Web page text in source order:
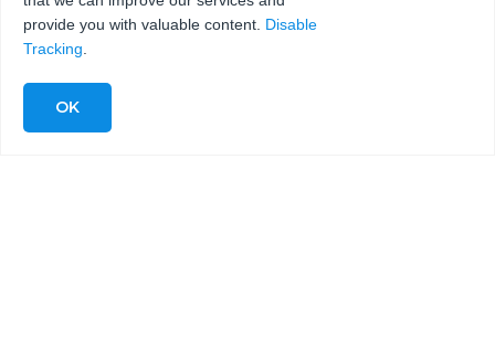
provide you with valuable content. Disable
Tracking